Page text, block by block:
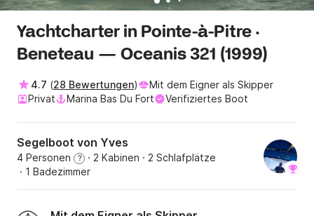
Yachtcharter in Pointe-à-Pitre ·
Beneteau — Oceanis 321 (1999)
4.7 (28 Bewertungen)
Mit dem Eigner als Skipper
Privat
Marina Bas Du Fort Verifiziertes Boot
Segelboot von Yves
4 Personen ? · 2 Kabinen · 2 Schlafplätze
· 1 Badezimmer